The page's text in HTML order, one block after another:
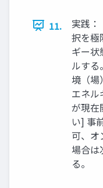
11.
実践：
択を極
ギー状
ルする
境（場
エネル
が現在
い] 事
可、オ
場合は
る。